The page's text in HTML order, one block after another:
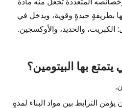
بطريقةٍ جيدةٍ وقوية، ويدخل في
الكبريت، والحديد، والأوكسجين.
بها البيتومين؟
يؤمن الترابط بين مواد البناء لمدةٍ